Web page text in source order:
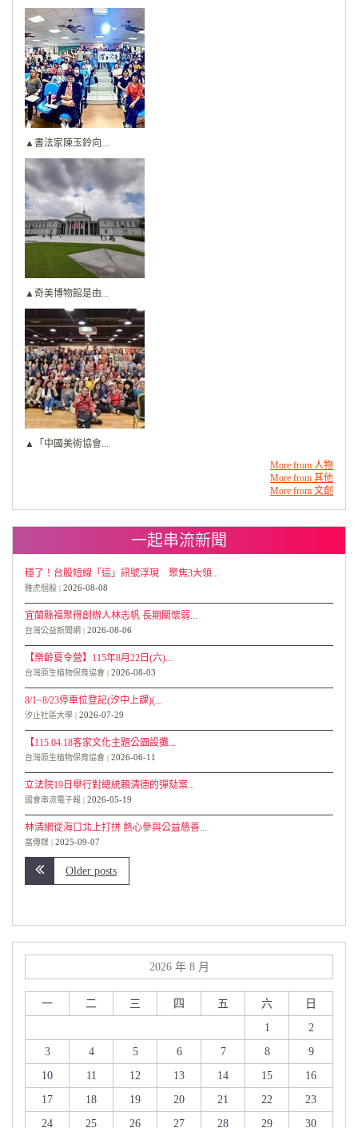
▲書法家陳玉鈴向...
▲奇美博物館是由...
▲「中國美術協會...
More from 人物
More from 其他
More from 文創
一起串流新聞
穩了！台股短線「這」訊號浮現 聚焦3大領...
雅虎個股 2026-08-08
宜蘭縣福聚得創辦人林志帆 長期關懷弱...
台灣公益新聞網 2026-08-06
【樂齡夏令營】115年8月22日(六)...
台灣原生植物保育協會 2026-08-03
8/1~8/23停車位登記(汐中上課)(...
汐止社區大學 2026-07-29
【115.04.18客家文化主題公園設攤...
台灣原生植物保育協會 2026-06-11
立法院19日舉行對總統賴清德的彈劾案...
國會串流電子報 2026-05-19
林清網從海口北上打拼 熱心參與公益慈善...
富傳媒 2025-09-07
Older posts
2026 年 8 月
一 二 三 四 五 六
日
1
2
3
4 5 6 7 8
9
10
11 12 13 14 15
16
17
18 19 20 21 22
23
24
25 26 27 28 29 30